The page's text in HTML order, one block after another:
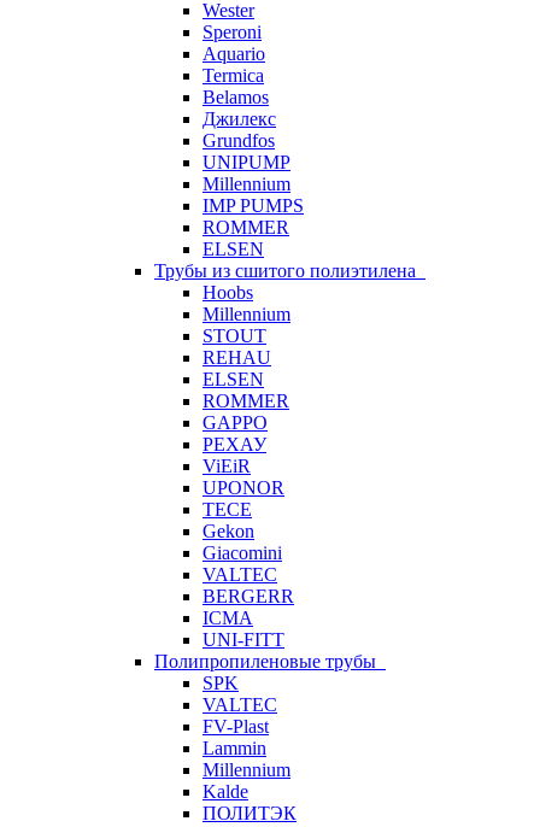
Wester
Speroni
Aquario
Termica
Belamos
Джилекс
Grundfos
UNIPUMP
Millennium
IMP PUMPS
ROMMER
ELSEN
Трубы из сшитого полиэтилена
Hoobs
Millennium
STOUT
REHAU
ELSEN
ROMMER
GAPPO
РЕХАУ
ViEiR
UPONOR
TECE
Gekon
Giacomini
VALTEC
BERGERR
ICMA
UNI-FITT
Полипропиленовые трубы
SPK
VALTEC
FV-Plast
Lammin
Millennium
Kalde
ПОЛИТЭК